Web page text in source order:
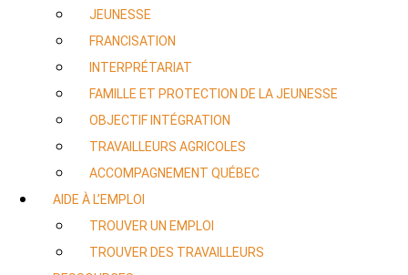
JEUNESSE
FRANCISATION
INTERPRÉTARIAT
FAMILLE ET PROTECTION DE LA JEUNESSE
OBJECTIF INTÉGRATION
TRAVAILLEURS AGRICOLES
ACCOMPAGNEMENT QUÉBEC
AIDE À L’EMPLOI
TROUVER UN EMPLOI
TROUVER DES TRAVAILLEURS